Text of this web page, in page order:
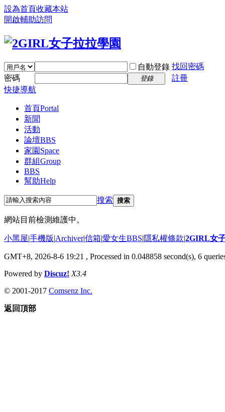
設為首頁收藏本站
開啟輔助訪問
自動登錄 找回密碼
密碼
登錄
註冊
快捷導航
首頁Portal
新聞
活動
論壇BBS
家園 Space
群組Group
BBS
幫助Help
搜索 搜索
網站目前檢測維護中。
小黑屋|手機版|Archiver|信箱|愛女生BBS|隱私權條款|2GIRL女
GMT+8, 2026-8-6 19:21 , Processed in 0.048858 second(s), 6
Powered by Discuz! X3.4
© 2001-2017 Comsenz Inc.
返回頂部